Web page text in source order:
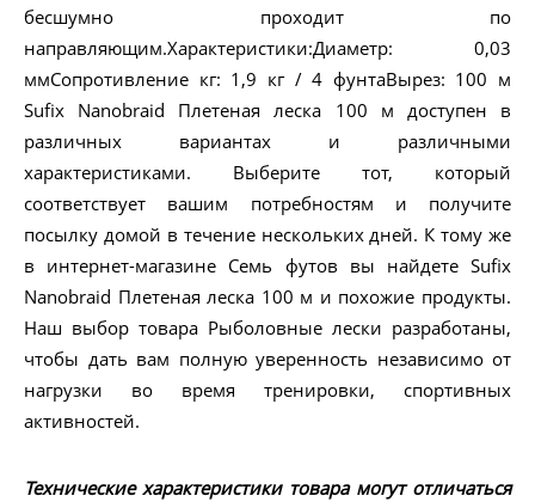
бесшумно проходит по
направляющим.Характеристики:Диаметр: 0,03
ммСопротивление кг: 1,9 кг / 4 фунтаВырез: 100 м
Sufix Nanobraid Плетеная леска 100 м доступен в
различных вариантах и различными
характеристиками. Выберите тот, который
соответствует вашим потребностям и получите
посылку домой в течение нескольких дней. К тому же
в интернет-магазине Семь футов вы найдете Sufix
Nanobraid Плетеная леска 100 м и похожие продукты.
Наш выбор товара Рыболовные лески разработаны,
чтобы дать вам полную уверенность независимо от
нагрузки во время тренировки, спортивных
активностей.
Технические характеристики товара могут отличаться